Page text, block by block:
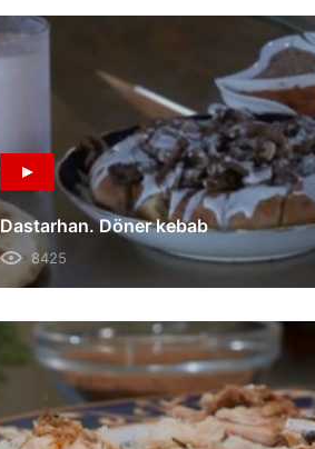
Dastarhan. Döner kebab
8425